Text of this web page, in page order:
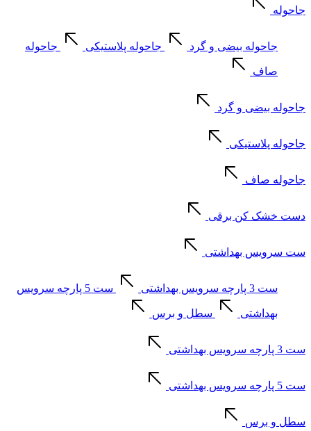
جاحوله
جاحوله بیضی و گرد جاحوله پلاستیکی جاحوله
صاف
جاحوله بیضی و گرد
جاحوله پلاستیکی
جاحوله صاف
دست خشک کن برقی
ست سرویس بهداشتی
ست 3 پارچه سرویس بهداشتی ست 5 پارچه سرویس
بهداشتی سطل و برس
ست 3 پارچه سرویس بهداشتی
ست 5 پارچه سرویس بهداشتی
سطل و برس